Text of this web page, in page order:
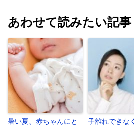
あわせて読みたい記事
暑い夏、赤ちゃんにと
子離れできな